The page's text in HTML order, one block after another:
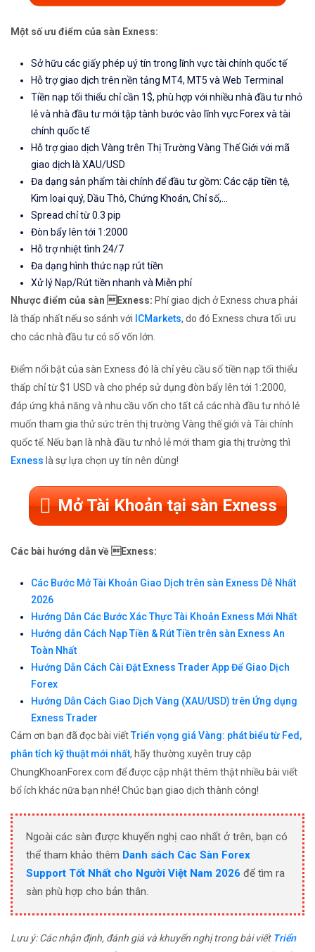
Một số ưu điểm của sàn Exness:
Sở hữu các giấy phép uý tín trong lĩnh vực tài chính quốc tế
Hỗ trợ giao dịch trên nền tảng MT4, MT5 và Web Terminal
Tiền nạp tối thiểu chỉ cần 1$, phù hợp với nhiều nhà đầu tư nhỏ
lẻ và nhà đầu tư mới tập tành bước vào lĩnh vực Forex và tài
chính quốc tế
Hỗ trợ giao dịch Vàng trên Thị Trường Vàng Thế Giới với mã
giao dịch là XAU/USD
Đa dạng sản phẩm tài chính để đầu tư gồm: Các cặp tiền tệ,
Kim loại quý, Dầu Thô, Chứng Khoán, Chỉ số,...
Spread chỉ từ 0.3 pip
Đòn bẩy lên tới 1:2000
Hỗ trợ nhiệt tình 24/7
Đa dạng hình thức nạp rút tiền
Xử lý Nạp/Rút tiền nhanh và Miễn phí
Nhược điểm của sàn Exness: Phí giao dịch ở Exness chưa phải
là thấp nhất nếu so sánh với ICMarkets, do đó Exness chưa tối ưu
cho các nhà đầu tư có số vốn lớn.
Điểm nổi bật của sàn Exness đó là chỉ yêu cầu số tiền nạp tối thiểu
thấp chỉ từ $1 USD và cho phép sử dụng đòn bẩy lên tới 1:2000,
đáp ứng khả năng và nhu cầu vốn cho tất cả các nhà đầu tư nhỏ lẻ
muốn tham gia thử sức trên thị trường Vàng thế giới và Tài chính
quốc tế. Nếu bạn là nhà đầu tư nhỏ lẻ mới tham gia thị trường thì
Exness là sự lựa chọn uy tín nên dùng!
Mở Tài Khoản tại sàn Exness
Các bài hướng dẫn về Exness:
Các Bước Mở Tài Khoản Giao Dịch trên sàn Exness Dễ Nhất
2026
Hướng Dẫn Các Bước Xác Thực Tài Khoản Exness Mới Nhất
Hướng dẫn Cách Nạp Tiền & Rút Tiền trên sàn Exness An
Toàn Nhất
Hướng Dẫn Cách Cài Đặt Exness Trader App Để Giao Dịch
Forex
Hướng Dẫn Cách Giao Dịch Vàng (XAU/USD) trên Ứng dụng
Exness Trader
Cảm ơn bạn đã đọc bài viếtTriển vọng giá Vàng: phát biểu từ Fed,
phân tích kỹ thuật mới nhất, hãy thường xuyên truy cập
ChungKhoanForex.com để được cập nhật thêm thật nhiều bài viết
bổ ích khác nữa bạn nhé! Chúc bạn giao dịch thành công!
Ngoài các sàn được khuyến nghị cao nhất ở trên, bạn có
thể tham khảo thêm Danh sách Các Sàn Forex
Support Tốt Nhất cho Người Việt Nam 2026 để tìm ra
sàn phù hợp cho bản thân.
Lưu ý: Các nhận định, đánh giá và khuyến nghị trong bài viết Triển